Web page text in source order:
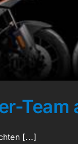
Team
[...]